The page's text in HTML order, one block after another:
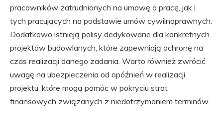
pracowników zatrudnionych na umowę o pracę, jak i
tych pracujących na podstawie umów cywilnoprawnych.
Dodatkowo istnieją polisy dedykowane dla konkretnych
projektów budowlanych, które zapewniają ochronę na
czas realizacji danego zadania. Warto również zwrócić
uwagę na ubezpieczenia od opóźnień w realizacji
projektu, które mogą pomóc w pokryciu strat
finansowych związanych z niedotrzymaniem terminów.